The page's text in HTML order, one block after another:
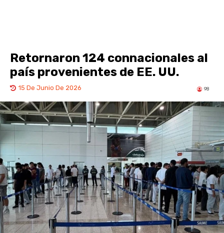
Retornaron 124 connacionales al
país provenientes de EE. UU.
15 De Junio De 2026 98